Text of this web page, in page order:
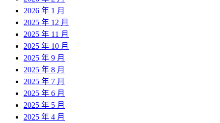
2026 年 1 月
2025 年 12 月
2025 年 11 月
2025 年 10 月
2025 年 9 月
2025 年 8 月
2025 年 7 月
2025 年 6 月
2025 年 5 月
2025 年 4 月